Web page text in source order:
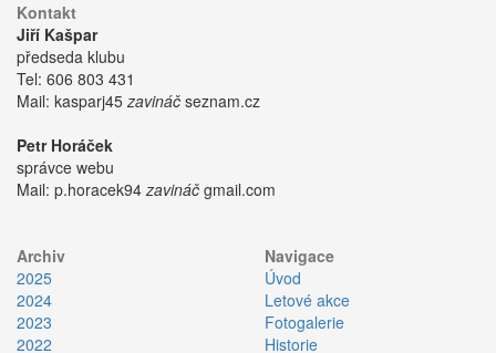
Kontakt
Jiří Kašpar
předseda klubu
Tel: 606 803 431
Mail: kasparj45zavináč seznam.cz
Petr Horáček
správce webu
Mail: p.horacek94zavináč gmail.com
Archiv
2025
2024
2023
2022
Navigace
Úvod
Letové akce
Fotogalerie
Historie